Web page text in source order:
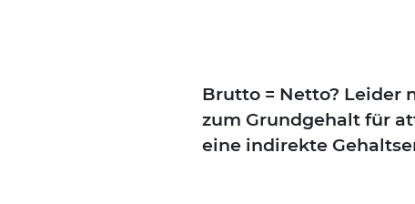
Brut­to = Net­to? Lei­der
zum Grund­ge­halt für
eine indi­rek­te